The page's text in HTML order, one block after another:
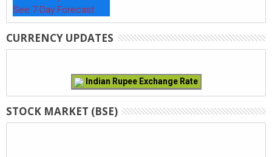
See 7-Day Forecast
CURRENCY UPDATES
Indian Rupee Exchange Rate
STOCK MARKET (BSE)